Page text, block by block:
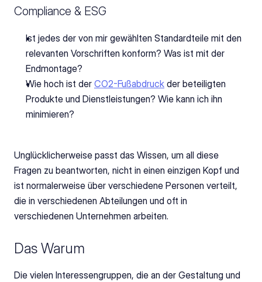
Compliance & ESG
Ist jedes der von mir gewählten Standardteile mit den
relevanten Vorschriften konform? Was ist mit der
Endmontage?
Wie hoch ist der CO2-Fußabdruck der beteiligten
Produkte und Dienstleistungen? Wie kann ich ihn
minimieren?
Unglücklicherweise passt das Wissen, um all diese
Fragen zu beantworten, nicht in einen einzigen Kopf und
ist normalerweise über verschiedene Personen verteilt,
die in verschiedenen Abteilungen und oft in
verschiedenen Unternehmen arbeiten.
Das Warum
Die vielen Interessengruppen, die an der Gestaltung und